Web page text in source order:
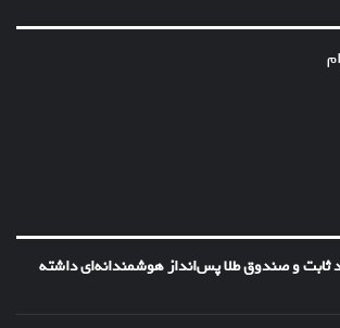
ثابت و صندوق طلا پس‌انداز هوشمندانه‌ای داشته